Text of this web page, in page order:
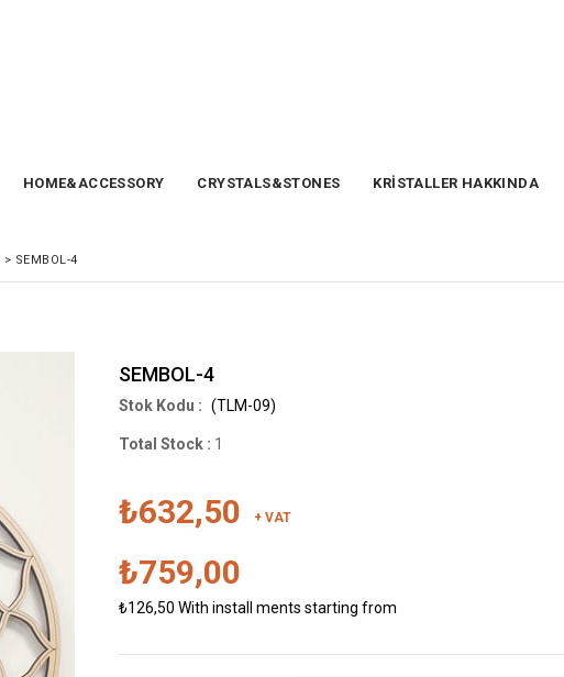
HOME&ACCESSORY CRYSTALS&STONES KRİSTALLER HAKKINDA
> SEMBOL-4
SEMBOL-4
(TLM-09)
Total Stock : 1
₺632,50 + VAT
₺759,00
₺126,50 With install ments starting from